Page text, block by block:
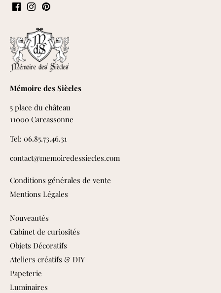
Mémoire des Siècles
5 place du château
11000 Carcassonne
Tel: 06.85.73.46.31
contact@memoiredessiecles.com
Conditions générales de vente
Mentions Légales
Nouveautés
Cabinet de curiosités
Objets Décoratifs
Ateliers créatifs & DIY
Papeterie
Luminaires